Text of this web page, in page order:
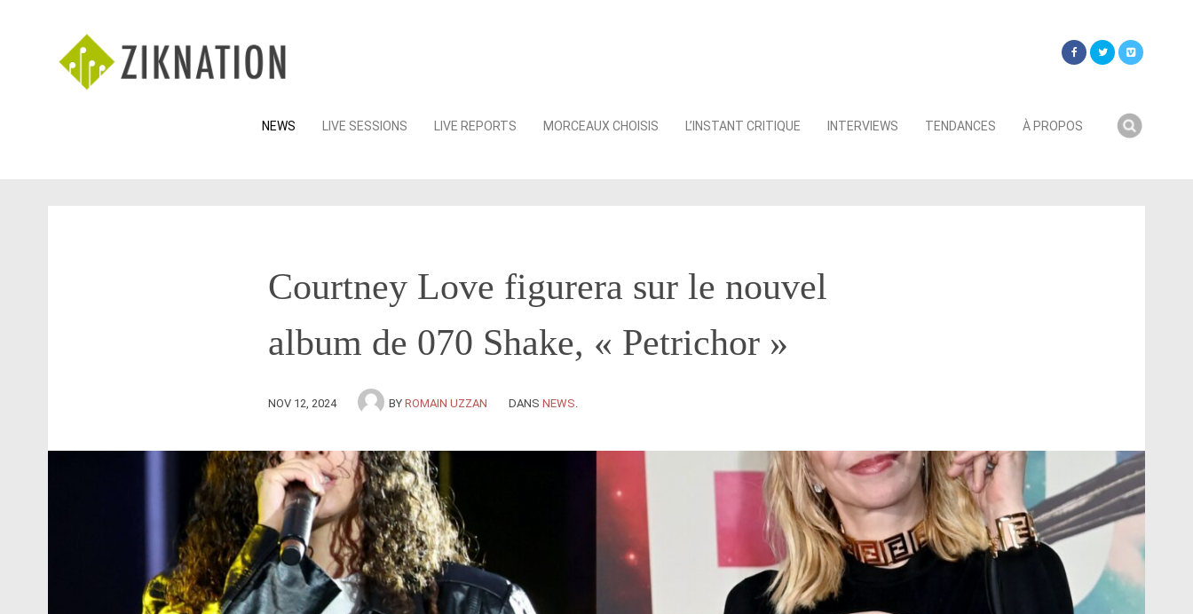
Skip
NEWS LIVE SESSIONS LIVE REPORTS MORCEAUX CHOISIS L’INSTANT CRITIQUE INTERVIEWS TENDANCES À PROPOS
Courtney Love figurera sur le nouvel
album de 070 Shake, « Petrichor »
NOV 12, 2024 BY ROMAIN UZZAN DANS NEWS